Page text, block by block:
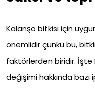
Kalanşo bitkisi için
önemlidir çünkü bu,
faktörlerden biridir. İşte
değişimi hakkında bazı